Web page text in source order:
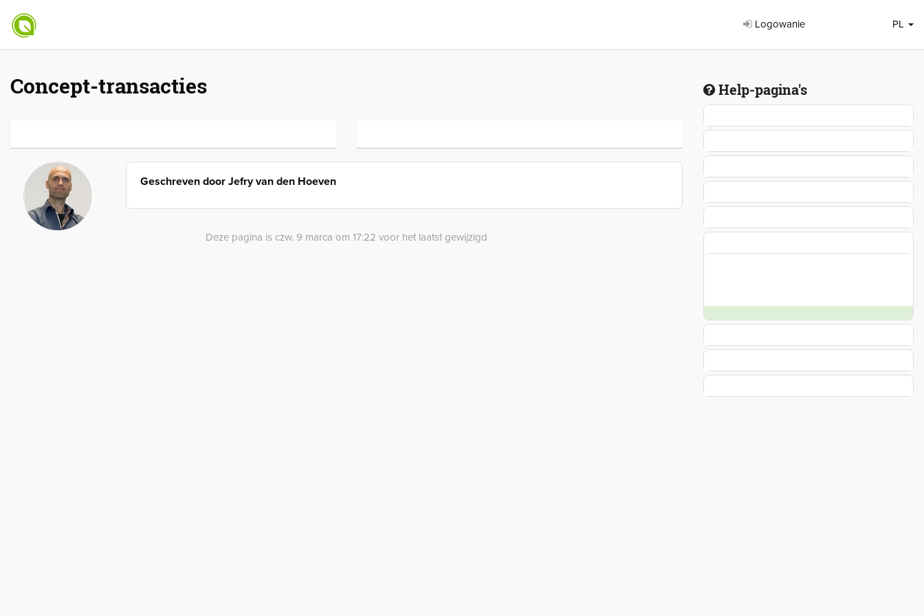
Logowanie PL
Concept-transacties
Geschreven door Jefry van den Hoeven
Deze pagina is czw. 9 marca om 17:22 voor het laatst gewijzigd
Help-pagina's